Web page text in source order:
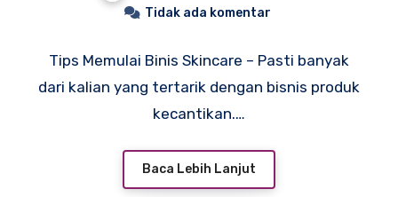
Tidak ada komentar
Tips Memulai Binis Skincare – Pasti banyak
dari kalian yang tertarik dengan bisnis produk
kecantikan.…
Baca Lebih Lanjut